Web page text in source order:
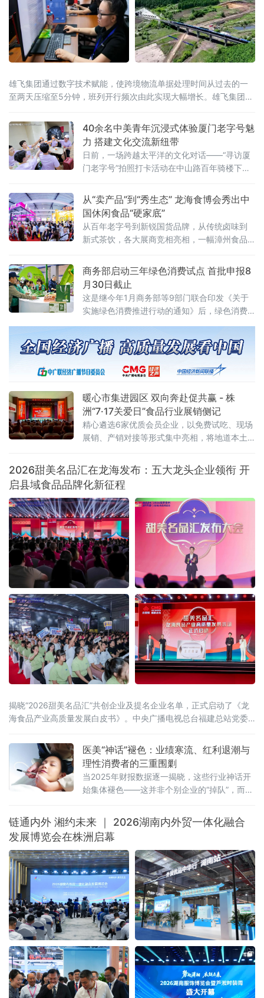
雄飞集团通过数字技术赋能，使跨境物流单据处理时间从过去的一
至两天压缩至5分钟，班列开行频次由此实现大幅增长。雄飞集团是
40余名中美青年沉浸式体验厦门老字号魅
力 搭建文化交流新纽带
日前，一场跨越太平洋的文化对话——“寻访厦
门老字号”拍照打卡活动在中山路百年骑楼下展
国“青年大使”鹭岛行系列活动之一，本次活动在
厦门市外办和厦门市商务局指导下，由外图
（厦门）文化传播有限公司和厦门老字号协会
共同承办。
从“卖产品”到“秀生态” 龙海食博会秀出中
国休闲食品“硬家底”
从百年老字号到新锐国货品牌，从传统卤味到
新式茶饮，各大展商竞相亮相，一幅漳州食品
经济新闻联播深入展会一线，记录这场食品盛
宴的精彩瞬间
商务部启动三年绿色消费试点 首批申报8
月30日截止
这是继今年1月商务部等9部门联合印发《关于
实施绿色消费推进行动的通知》后，绿色消费
顶层设计迈入地方实践阶段。试点聚焦七大任
务 探索“四类创新”通知明确，试点工作坚持问
题导向、目标导向、效果导向，聚焦绿色消费
重点领域和关
暖心市集进园区 双向奔赴促共赢 - 株
洲“7·17关爱日”食品行业展销侧记
精心遴选6家优质会员企业，以免费试吃、现场
展销、产销对接等形式集中亮相，将地道本土
品鉴选购，活动收获广泛好评与多项合作意
向。本次活动由当地总工会悉心指导，总工会
基层工作部
2026甜美名品汇在龙海发布：五大龙头企业领衔 开
启县域食品品牌化新征程
揭晓“2026甜美名品汇”共创企业及提名企业名单，正式启动了《龙
海食品产业高质量发展白皮书》。中央广播电视总台福建总站党委
科学家应铁进，福建省食品工业协会会长刘宜锋，中央电视台财经
评论员刘戈，漳州市龙海区
医美“神话”褪色：业绩寒流、红利退潮与
理性消费者的三重围剿
当2025年财报数据逐一揭晓，这些行业神话开
始集体褪色——这并非个别企业的“掉队”，而是
链通内外 湘约未来 ｜ 2026湖南内外贸一体化融合
发展博览会在株洲启幕